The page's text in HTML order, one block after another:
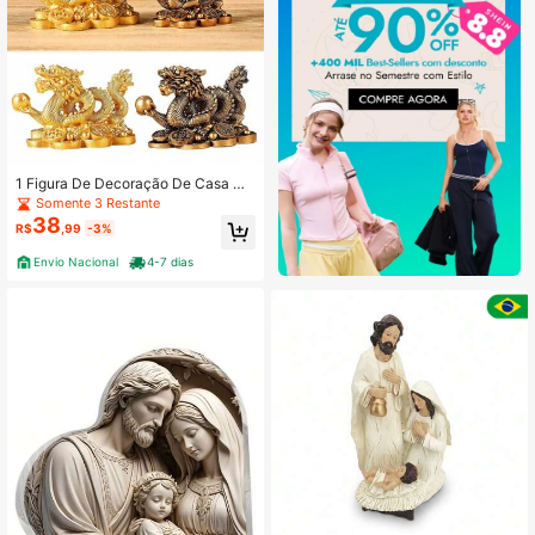
1 Figura De Decoração De Casa Co
m Ornamento De Dragão Chinês
Somente 3 Restante
R$38 ,99 -3%
Envio Nacional 4-7 dias